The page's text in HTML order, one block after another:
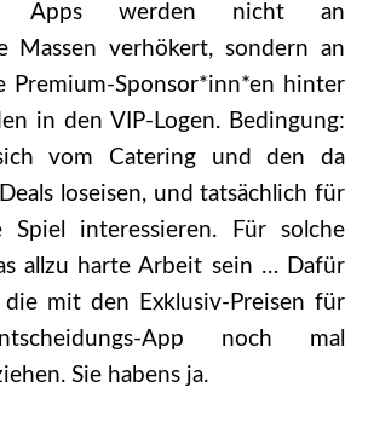
Apps werden nicht an
Massen verhökert, sondern an
Premium-Sponsor*inn*en hinter
in den VIP-Logen. Bedingung:
vom Catering und den da
loseisen, und tatsächlich für
Spiel interessieren. Für solche
allzu harte Arbeit sein … Dafür
die mit den Exklusiv-Preisen für
App noch mal
Sie habens ja.